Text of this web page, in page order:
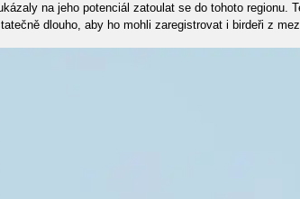
na jeho potenciál zatoulat se do tohoto regionu.
dlouho, aby ho mohli zaregistrovat i birdeři z